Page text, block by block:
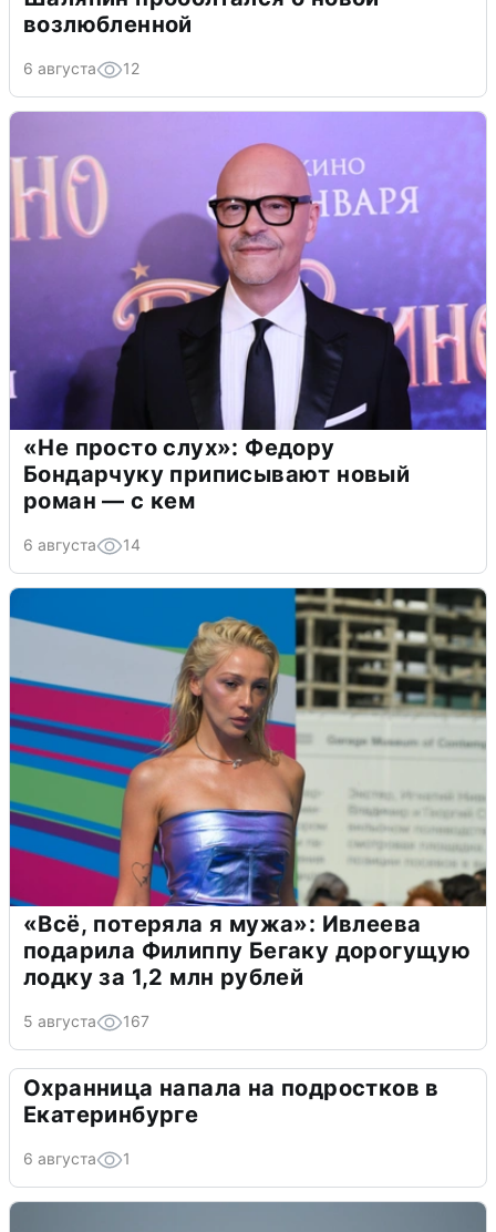
возлюбленной
6 августа 12
«Не просто слух»: Федору
Бондарчуку приписывают новый
роман — с кем
6 августа 14
«Всё, потеряла я мужа»: Ивлеева
подарила Филиппу Бегаку дорогущую
лодку за 1,2 млн рублей
5 августа 167
Охранница напала на подростков в
Екатеринбурге
6 августа 1